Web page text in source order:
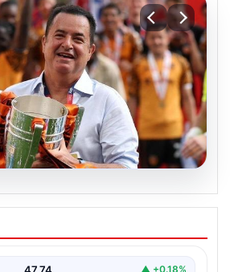
bir transfer daha! Jens
City’de
▲ +0.18%